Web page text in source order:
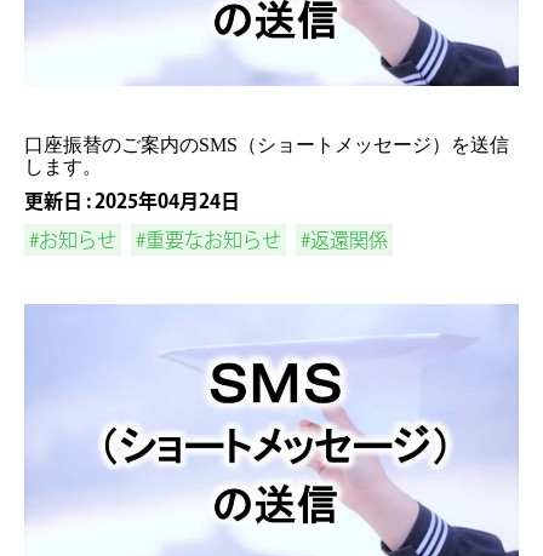
口座振替のご案内のSMS（ショートメッセージ）を送信
します。
更新日 : 2025年04月24日
#お知らせ
#重要なお知らせ #返還関係